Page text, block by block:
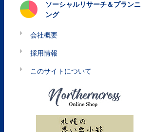
ソーシャルリサーチ＆プランニ
ング
会社概要
採用情報
このサイトについて